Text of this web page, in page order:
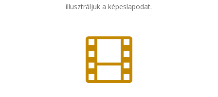
illusztráljuk a képeslapodat.
